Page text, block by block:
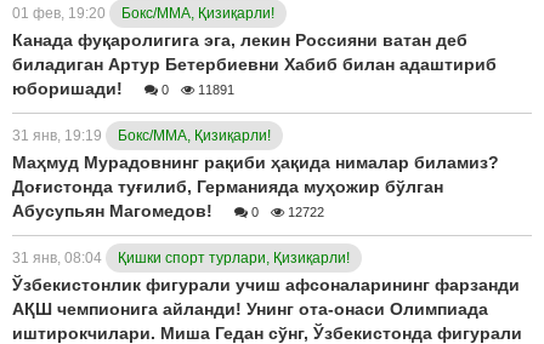
01 фев, 19:20 Бокс/ММА, Қизиқарли!
Канада фуқаролигига эга, лекин Россияни ватан деб
биладиган Артур Бетербиевни Хабиб билан адаштириб
юборишади!
0 11891
31 янв, 19:19 Бокс/ММА, Қизиқарли!
Маҳмуд Мурадовнинг рақиби ҳақида нималар биламиз?
Доғистонда туғилиб, Германияда муҳожир бўлган
Абусупьян Магомедов!
0 12722
31 янв, 08:04 Қишки спорт турлари, Қизиқарли!
Ўзбекистонлик фигурали учиш афсоналарининг фарзанди
АҚШ чемпионига айланди! Унинг ота-онаси Олимпиада
иштирокчилари. Миша Гедан сўнг, Ўзбекистонда фигурали